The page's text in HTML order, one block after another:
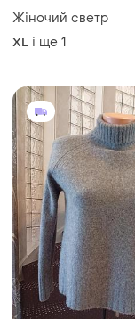
600 грн
Paul Kehl
Кашеміровий